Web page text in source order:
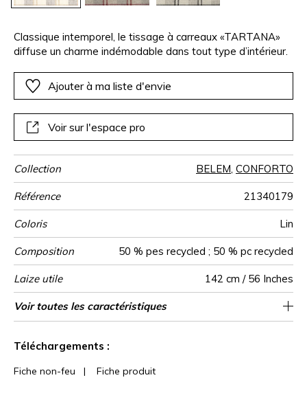
Classique intemporel, le tissage à carreaux «TARTANA»
diffuse un charme indémodable dans tout type d’intérieur.
Ajouter à ma liste d'envie
Voir sur l'espace pro
Collection BELEM, CONFORTO
Référence 21340179
Coloris Lin
Composition 50 % pes recycled ; 50 % pc recycled
Laize utile 142 cm / 56 Inches
Rétrécissement <2%
Raccord Raccord droit
Test
Martindale
50000
Usage
martindale
Siège à usage intensif : >40,000 cycles
(Martindale) et/ou >30,000 doubles rubs
Wyzenbeek 45000
Sens De large
Poids g/m² 410
Performance
Accoustique
aw - 0.15
Usage
Entretien
Pays d'origine Turquie
Rapport
Horizontal
18 cm / 7 Inches
Rapport
Vertical
18 cm / 7 Inches
Caractéristiques
Outdoor
Voir toutes les caractéristiques
Téléchargements :
Fiche non-feu | Fiche produit